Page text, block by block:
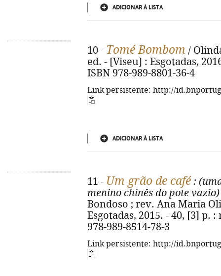
ADICIONAR À LISTA
10 - Tomé Bombom /
ed. - [Viseu] : Esgotadas,
ISBN 978-989-8801-36-4
Link persistente: http://
ADICIONAR À LISTA
11 - Um grão de café :
menino chinês do pote vazio)
Bondoso ; rev. Ana Maria
Esgotadas, 2015. - 40, [3] p.
978-989-8514-78-3
Link persistente: http://